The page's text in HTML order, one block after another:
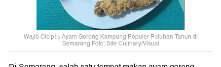
Wajib Cicip! 5 Ayam Goreng Kampung Populer Puluhan Tahun di
Semarang Foto: Site Culinary/Visual